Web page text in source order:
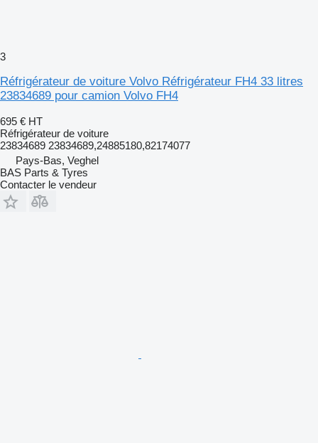
3
Réfrigérateur de voiture Volvo Réfrigérateur FH4 33 litres
23834689 pour camion Volvo FH4
695 € HT
Réfrigérateur de voiture
23834689 23834689,24885180,82174077
Pays-Bas, Veghel
BAS Parts & Tyres
Contacter le vendeur